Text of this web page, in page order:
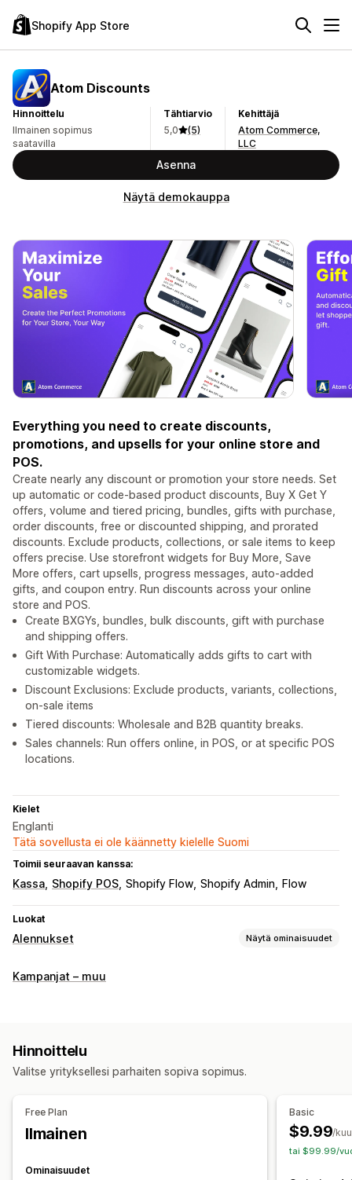
Shopify App Store
Atom Discounts
Hinnoittelu
Ilmainen sopimus
saatavilla
Tähtiarvio
5,0
(5)
Kehittäjä
Atom Commerce,
LLC
Asenna
Näytä demokauppa
Everything you need to create discounts,
promotions, and upsells for your online store and
POS.
Create nearly any discount or promotion your store needs. Set
up automatic or code-based product discounts, Buy X Get Y
offers, volume and tiered pricing, bundles, gifts with purchase,
order discounts, free or discounted shipping, and prorated
discounts. Exclude products, collections, or sale items to keep
offers precise. Use storefront widgets for Buy More, Save
More offers, cart upsells, progress messages, auto-added
gifts, and coupon entry. Run discounts across your online
store and POS.
Create BXGYs, bundles, bulk discounts, gift with purchase
and shipping offers.
Gift With Purchase: Automatically adds gifts to cart with
customizable widgets.
Discount Exclusions: Exclude products, variants, collections,
on-sale items
Tiered discounts: Wholesale and B2B quantity breaks.
Sales channels: Run offers online, in POS, or at specific POS
locations.
Kielet
Englanti
Tätä sovellusta ei ole käännetty kielelle Suomi
Toimii seuraavan kanssa:
Kassa Shopify POS Shopify Flow Shopify Admin Flow
Luokat
Alennukset Näytä ominaisuudet
Alennustyypit
Prosenttialennukset
Ilmainen toimitus Toimitushinnat Korialennukset
Rajoitetun ajan tarjoukset
Ristiinmyyntialennukset
Kampanjat – muu
Hinnoittelu
Valitse yrityksellesi parhaiten sopiva sopimus.
Free Plan
Ilmainen
Ominaisuudet
Basic
$9.99/
tai $99.99/